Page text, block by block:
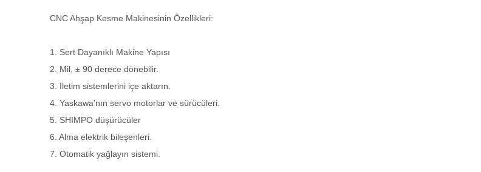
CNC Ahşap Kesme Makinesinin Özellikleri:
1. Sert Dayanıklı Makine Yapısı
2. Mil, ± 90 derece dönebilir.
3. İletim sistemlerini içe aktarın.
4. Yaskawa'nın servo motorlar ve sürücüleri.
5. SHIMPO düşürücüler
6. Alma elektrik bileşenleri.
7. Otomatik yağlayın sistemi.